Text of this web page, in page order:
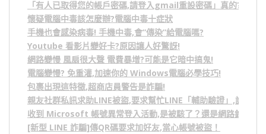
「有人已取得您的帳戶密碼,請登入gmail重設密碼」真的?假的
懷疑電腦中毒該怎麼辦?電腦中毒十症狀
手機也會感染病毒! 手機中毒,會”傳染”給電腦嗎?
Youtube 看影片變好卡?原因讓人好驚訝!
網路變慢 風扇很大聲 電費暴增?可能是它暗中搞鬼!
電腦變慢? 免重灌,加速你的 Windows電腦必學技巧!
包裹出現這特徵,超商店員警告是詐騙!
親友社群私訊求助LINE被盜,要求幫忙LINE「輔助驗證」,詐騙
收到 Microsoft 帳號異常登入活動,是被駭了？還是網路釣魚？
[新型 LINE 詐騙]傳QR碼要求加好友,當心帳號被盜！